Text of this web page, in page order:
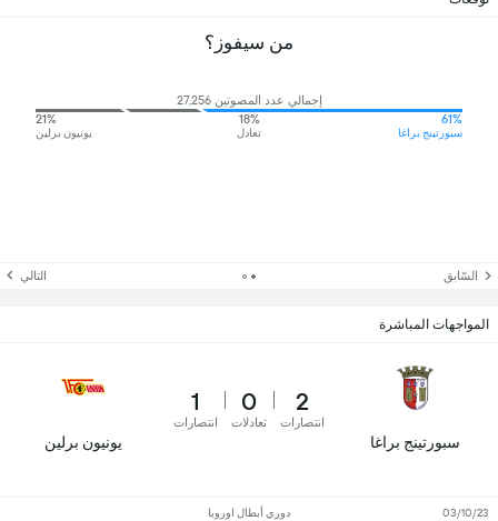
من سيفوز؟
إجمالي عدد المصوتين 27,256
61%
سبورتينج براغا
18%
تعادل
21%
يونيون برلين
السّابق التالي
المواجهات المباشرة
سبورتينج براغا
2
انتصارات
0
تعادلات
1
انتصارات
يونيون برلين
دوري أبطال اوروبا 03/10/23